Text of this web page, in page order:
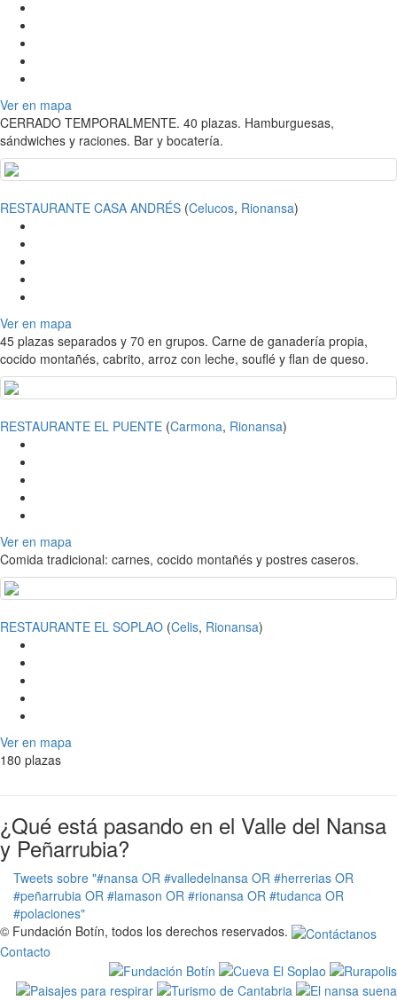
Ver en mapa
CERRADO TEMPORALMENTE. 40 plazas. Hamburguesas,
sándwiches y raciones. Bar y bocatería.
RESTAURANTE CASA ANDRÉS (Celucos, Rionansa)
Ver en mapa
45 plazas separados y 70 en grupos. Carne de ganadería propia,
cocido montañés, cabrito, arroz con leche, souflé y flan de queso.
RESTAURANTE EL PUENTE (Carmona, Rionansa)
Ver en mapa
Comida tradicional: carnes, cocido montañés y postres caseros.
RESTAURANTE EL SOPLAO (Celis, Rionansa)
Ver en mapa
180 plazas
¿Qué está pasando en el Valle del Nansa
y Peñarrubia?
Tweets sobre "#nansa OR #valledelnansa OR #herrerias OR
#peñarrubia OR #lamason OR #rionansa OR #tudanca OR
#polaciones"
© Fundación Botín, todos los derechos reservados.
Contacto